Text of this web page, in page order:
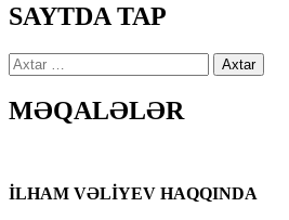
SAYTDA TAP
Axtarış:
MƏQALƏLƏR
İLHAM VƏLİYEV HAQQINDA